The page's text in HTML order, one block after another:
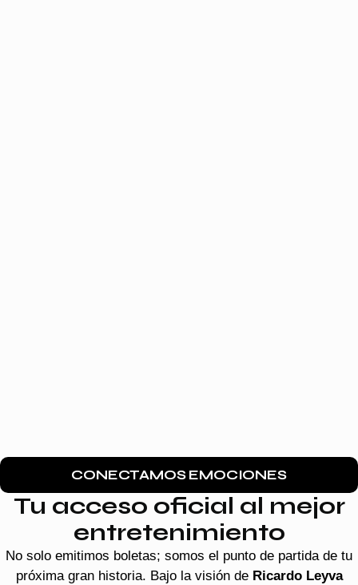
CONECTAMOS EMOCIONES
Tu acceso oficial al mejor
entretenimiento
No solo emitimos boletas; somos el punto de partida de tu
próxima gran historia. Bajo la visión de Ricardo Leyva